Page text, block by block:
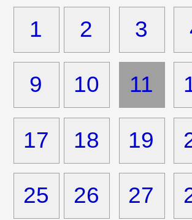
1 2 3
9
17 18 19
25 26 27
10 11